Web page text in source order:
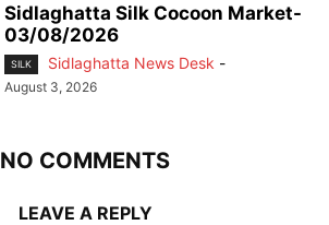
Sidlaghatta Silk Cocoon Market-
03/08/2026
SILK Sidlaghatta News Desk -
August 3, 2026
NO COMMENTS
LEAVE A REPLY